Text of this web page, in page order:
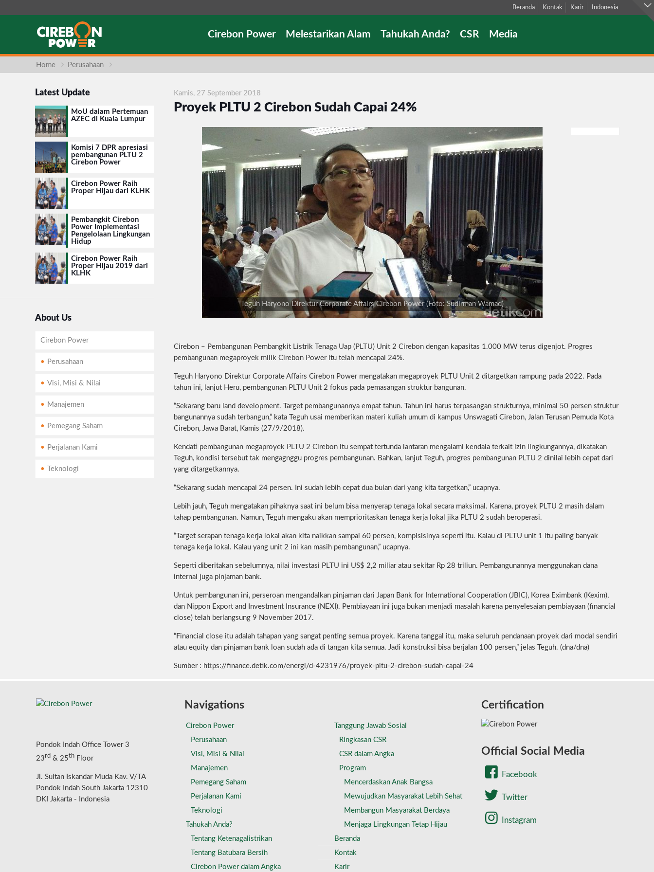
Beranda Kontak Karir Indonesia
Cirebon Power Melestarikan Alam Tahukah Anda? CSR Media
Home Perusahaan
Kamis, 27 September 2018
Proyek PLTU 2 Cirebon Sudah Capai 24%
Teguh Haryono Direktur Corporate Affairs Cirebon Power (Foto: Sudirman Wamad)
Cirebon – Pembangunan Pembangkit Listrik Tenaga Uap (PLTU) Unit 2 Cirebon dengan kapasitas 1.000 MW terus digenjot. Progres
pembangunan megaproyek milik Cirebon Power itu telah mencapai 24%.
Teguh Haryono Direktur Corporate Affairs Cirebon Power mengatakan megaproyek PLTU Unit 2 ditargetkan rampung pada 2022. Pada
tahun ini, lanjut Heru, pembangunan PLTU Unit 2 fokus pada pemasangan struktur bangunan.
“Sekarang baru land development. Target pembangunannya empat tahun. Tahun ini harus terpasangan strukturnya, minimal 50 persen struktur
bangunannya sudah terbangun,” kata Teguh usai memberikan materi kuliah umum di kampus Unswagati Cirebon, Jalan Terusan Pemuda Kota
Cirebon, Jawa Barat, Kamis (27/9/2018).
Kendati pembangunan megaproyek PLTU 2 Cirebon itu sempat tertunda lantaran mengalami kendala terkait izin lingkungannya, dikatakan
Teguh, kondisi tersebut tak mengagnggu progres pembangunan. Bahkan, lanjut Teguh, progres pembangunan PLTU 2 dinilai lebih cepat dari
yang ditargetkannya.
“Sekarang sudah mencapai 24 persen. Ini sudah lebih cepat dua bulan dari yang kita targetkan,” ucapnya.
Lebih jauh, Teguh mengatakan pihaknya saat ini belum bisa menyerap tenaga lokal secara maksimal. Karena, proyek PLTU 2 masih dalam
tahap pembangunan. Namun, Teguh mengaku akan memprioritaskan tenaga kerja lokal jika PLTU 2 sudah beroperasi.
“Target serapan tenaga kerja lokal akan kita naikkan sampai 60 persen, kompisisinya seperti itu. Kalau di PLTU unit 1 itu paling banyak
tenaga kerja lokal. Kalau yang unit 2 ini kan masih pembangunan,” ucapnya.
Seperti diberitakan sebelumnya, nilai investasi PLTU ini US$ 2,2 miliar atau sekitar Rp 28 triliun. Pembangunannya menggunakan dana
internal juga pinjaman bank.
Untuk pembangunan ini, perseroan mengandalkan pinjaman dari Japan Bank for International Cooperation (JBIC), Korea Eximbank (Kexim),
dan Nippon Export and Investment Insurance (NEXI). Pembiayaan ini juga bukan menjadi masalah karena penyelesaian pembiayaan (financial
close) telah berlangsung 9 November 2017.
“Financial close itu adalah tahapan yang sangat penting semua proyek. Karena tanggal itu, maka seluruh pendanaan proyek dari modal sendiri
atau equity dan pinjaman bank loan sudah ada di tangan kita semua. Jadi konstruksi bisa berjalan 100 persen,” jelas Teguh. (dna/dna)
Sumber : https://finance.detik.com/energi/d-4231976/proyek-pltu-2-cirebon-sudah-capai-24
Latest Update
MoU dalam Pertemuan
AZEC di Kuala Lumpur
Komisi 7 DPR apresiasi
pembangunan PLTU 2
Cirebon Power
Cirebon Power Raih
Proper Hijau dari KLHK
Pembangkit Cirebon
Power Implementasi
Pengelolaan Lingkungan
Hidup
Cirebon Power Raih
Proper Hijau 2019 dari
KLHK
About Us
Cirebon Power
Perusahaan
Visi, Misi & Nilai
Manajemen
Pemegang Saham
Perjalanan Kami
Teknologi
Pondok Indah Office Tower 3
23rd & 25th Floor
Jl. Sultan Iskandar Muda Kav. V/TA
Pondok Indah South Jakarta 12310
DKI Jakarta - Indonesia
Navigations
Cirebon Power
Perusahaan
Visi, Misi & Nilai
Manajemen
Pemegang Saham
Perjalanan Kami
Teknologi
Tahukah Anda?
Tentang Ketenagalistrikan
Tentang Batubara Bersih
Cirebon Power dalam Angka
Tanggung Jawab Sosial
Ringkasan CSR
CSR dalam Angka
Program
Mencerdaskan Anak Bangsa
Mewujudkan Masyarakat Lebih Sehat
Membangun Masyarakat Berdaya
Menjaga Lingkungan Tetap Hijau
Beranda
Kontak
Karir
Certification
Official Social Media
Facebook
Twitter
Instagram